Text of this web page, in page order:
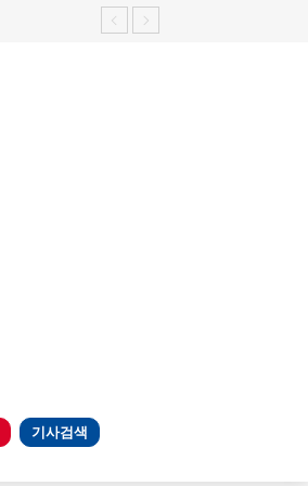
기사검색